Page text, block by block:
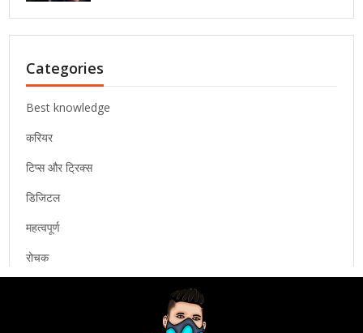
Categories
Best knowledge
करियर
टिप्स और ट्रिक्स
डिजिटल
महत्वपूर्ण
रोचक